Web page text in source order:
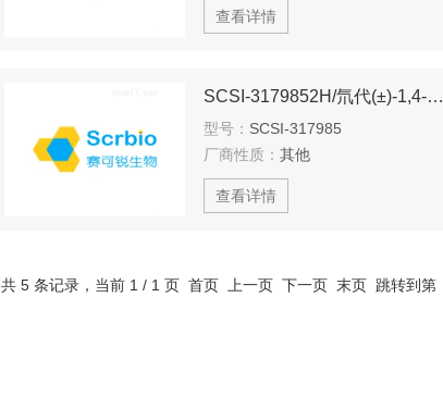
查看详情
SCSI-3179852H/氘代(±)-1,4-二硫苏糖醇，用于NMR缓冲液
型号： SCSI-317985
厂商性质： 其他
查看详情
共 5 条记录，当前 1 / 1 页 首页 上一页 下一页 末页 跳转到第